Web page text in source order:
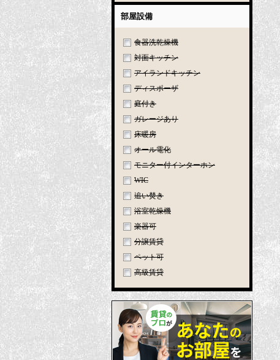
部屋設備
食器洗乾燥機
対面キッチン
アイランドキッチン
ディスポーザ
庭付き
ガレージあり
床暖房
オール電化
モニター付インターホン
WIC
追い焚き
浴室乾燥機
楽器可
分譲賃貸
ペット可
高級賃貸